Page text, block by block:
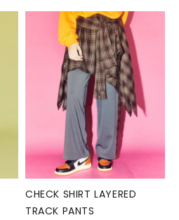
CHECK SHIRT LAYERED
TRACK PANTS